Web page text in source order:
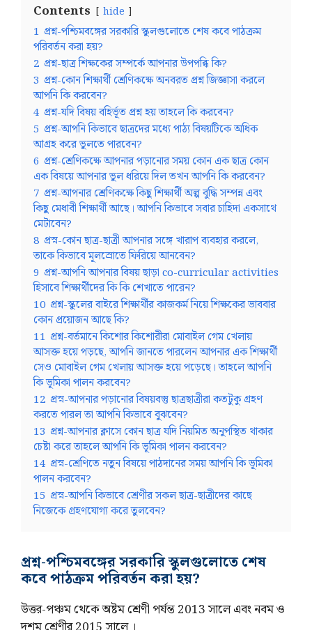
Contents hide
1 প্রশ্ন-পশ্চিমবঙ্গের সরকারি স্কুলগুলোতে শেষ কবে পাঠক্রম
পরিবর্তন করা হয়?
2 প্রশ্ন-ছাত্র শিক্ষকের সম্পর্কে আপনার উপপব্ধি কি?
3 প্রশ্ন-কোন শিক্ষার্থী শ্রেণিকক্ষে অনবরত প্রশ্ন জিজ্ঞাসা করলে
আপনি কি করবেন?
4 প্রশ্ন-যদি বিষয় বহির্ভূত প্রশ্ন হয় তাহলে কি করবেন?
5 প্রশ্ন-আপনি কিভাবে ছাত্রদের মধ্যে পাঠ্য বিষয়টিকে অধিক
আগ্রহ করে ভুলতে পারবেন?
6 প্রশ্ন-শ্রেণিকক্ষে আপনার পড়ানোর সময় কোন এক ছাত্র কোন
এক বিষয়ে আপনার ভুল ধরিয়ে দিল তখন আপনি কি করবেন?
7 প্রশ্ন-আপনার শ্রেণিকক্ষে কিছু শিক্ষার্থী অল্প বুদ্ধি সম্পন্ন এবং
কিছু মেধাবী শিক্ষার্থী আছে। আপনি কিভাবে সবার চাহিদা একসাথে
মেটাবেন?
8 প্রস্ন-কোন ছাত্র-ছাত্রী আপনার সঙ্গে খারাপ ব্যবহার করলে,
তাকে কিভাবে মূলস্রোতে ফিরিয়ে আনবেন?
9 প্রশ্ন-আপনি আপনার বিষয় ছাড়া co-curricular activities
হিসাবে শিক্ষার্থীদের কি কি শেখাতে পারেন?
10 প্রশ্ন-স্কুলের বাইরে শিক্ষার্থীর কাজকর্ম নিয়ে শিক্ষকের ভাববার
কোন প্রয়োজন আছে কি?
11 প্রশ্ন-বর্তমানে কিশোর কিশোরীরা মোবাইল গেম খেলায়
আসক্ত হয়ে পড়ছে, আপনি জানতে পারলেন আপনার এক শিক্ষার্থী
সেও মোবাইল গেম খেলায় আসক্ত হয়ে পড়েছে। তাহলে আপনি
কি ভূমিকা পালন করবেন?
12 প্রস্ন-আপনার পড়ানোর বিষয়বস্তু ছাত্রছাত্রীরা কতটুকু গ্রহণ
করতে পারল তা আপনি কিভাবে বুঝবেন?
13 প্রশ্ন-আপনার ক্লাসে কোন ছাত্র যদি নিয়মিত অনুপস্থিত থাকার
চেষ্টা করে তাহলে আপনি কি ভূমিকা পালন করবেন?
14 প্রস্ন-শ্রেণিতে নতুন বিষয়ে পাঠদানের সময় আপনি কি ভূমিকা
পালন করবেন?
15 প্রস্ন-আপনি কিভাবে শ্রেণীর সকল ছাত্র-ছাত্রীদের কাছে
নিজেকে গ্রহণযোগ্য করে তুলবেন?
প্রশ্ন-পশ্চিমবঙ্গের সরকারি স্কুলগুলোতে শেষ
কবে পাঠক্রম পরিবর্তন করা হয়?
উত্তর-পঞ্চম থেকে অষ্টম শ্রেণী পর্যন্ত 2013 সালে এবং নবম ও